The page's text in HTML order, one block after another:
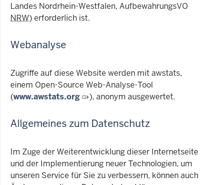
Landes Nordrhein-Westfalen, AufbewahrungsVO
NRW) erforderlich ist.
Webanalyse
Zugriffe auf diese Website werden mit awstats,
einem Open-Source Web-Analyse-Tool
(www.awstats.org ), anonym ausgewertet.
Allgemeines zum Datenschutz
Im Zuge der Weiterentwicklung dieser Internetseite
und der Implementierung neuer Technologien, um
unseren Service für Sie zu verbessern, können auch